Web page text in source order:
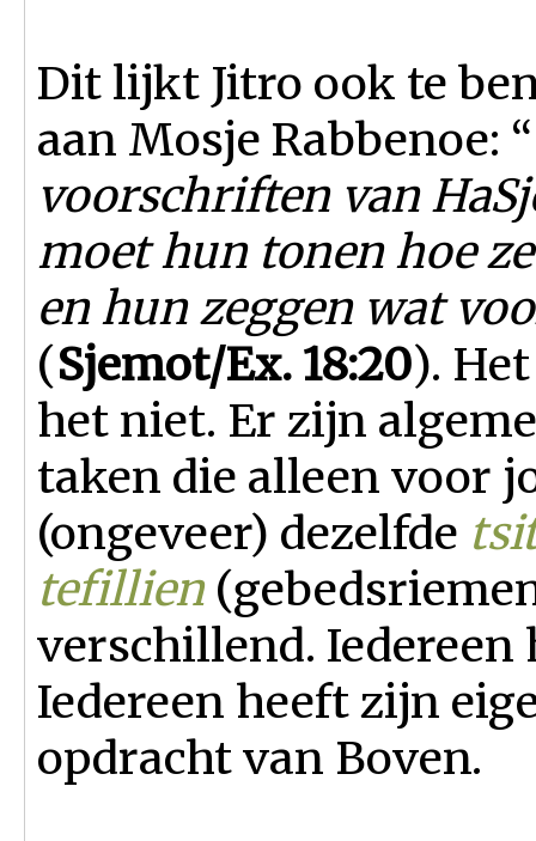
Dit lijkt Jitro ook te
aan Mosje Rabbenoe: “
voorschriften van
moet hun tonen hoe
en hun zeggen wat
(Sjemot/Ex. 18:20).
het niet. Er zijn
taken die alleen voor
(ongeveer) dezelfde
tefillien
verschillend.
Iedereen heeft zijn
opdracht van Boven.